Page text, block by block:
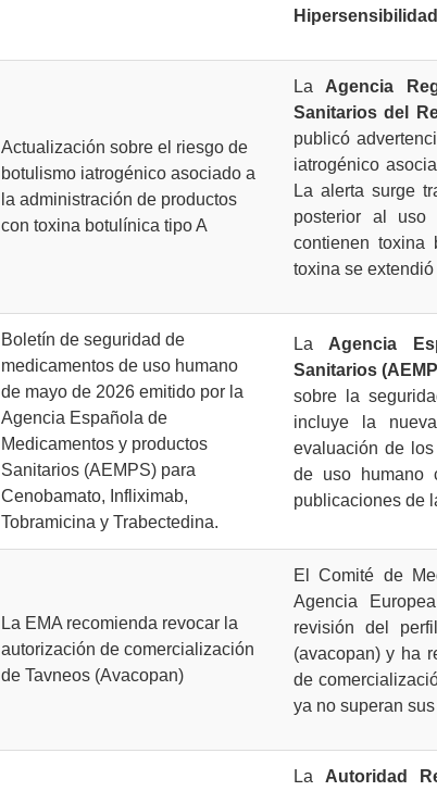
Hipersensibilidad
Actualización sobre el riesgo de
botulismo iatrogénico asociado a
la administración de productos
con toxina botulínica tipo A
La Agencia
Sanitarios del
publicó
iatrogénico
La alerta surge
posterior al uso
contienen
toxina se
Boletín de seguridad de
medicamentos de uso humano
de mayo de 2026 emitido por la
Agencia Española de
Medicamentos y productos
Sanitarios (AEMPS) para
Cenobamato, Infliximab,
Tobramicina y Trabectedina.
La Agencia
Sanitarios
sobre la
incluye la
evaluación de
de uso humano
publicaciones de
La EMA recomienda revocar la
autorización de comercialización
de Tavneos (Avacopan)
El Comité de
Agencia
revisión del
(avacopan) y ha
de
ya no superan
La Autoridad